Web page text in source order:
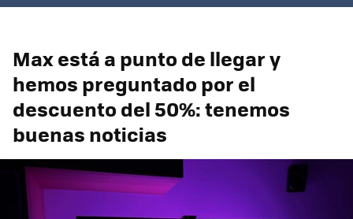
Max está a punto de llegar y
hemos preguntado por el
descuento del 50%: tenemos
buenas noticias